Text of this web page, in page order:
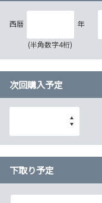
西暦 年
(半角数字4桁)
次回購入予定
下取り予定